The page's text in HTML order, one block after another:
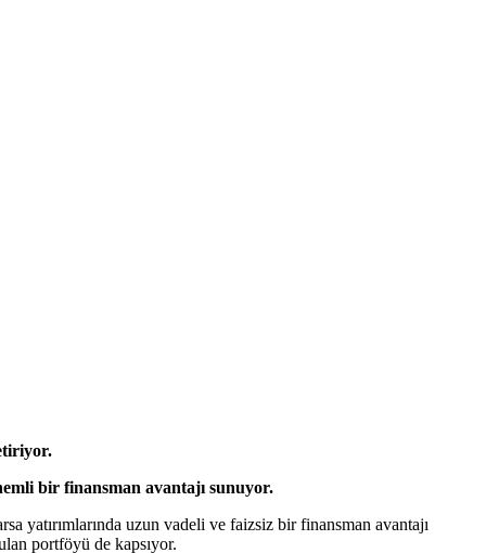
bir finansman avantajı sunuyor.
yatırımlarında uzun vadeli ve faizsiz bir finansman avantajı
portföyü de kapsıyor.